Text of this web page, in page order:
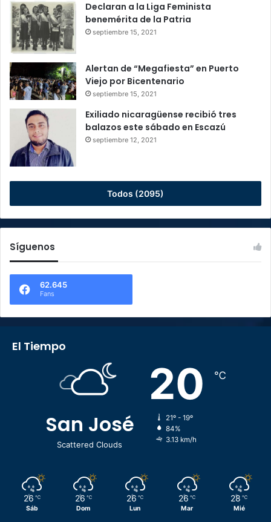
Declaran a la Liga Feminista
benemérita de la Patria
septiembre 15, 2021
Alertan de “Megafiesta” en Puerto
Viejo por Bicentenario
septiembre 15, 2021
Exiliado nicaragüense recibió tres
balazos este sábado en Escazú
septiembre 12, 2021
Todos (2095)
Síguenos
62.645
Fans
El Tiempo
San José
Scattered Clouds
20 ℃
21º - 19º
84%
3.13 km/h
26 ℃
Sáb
26 ℃
Dom
26 ℃
Lun
26 ℃
Mar
28 ℃
Mié